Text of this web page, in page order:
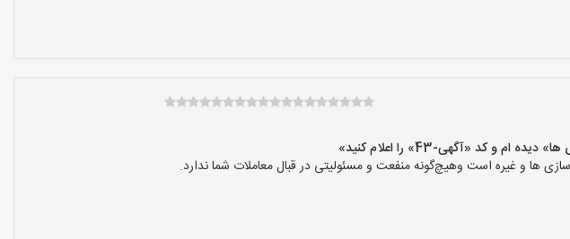
کد «آگهی-43» را اعلام کنید»
ها و غیره است وهیچ‌گونه منفعت و مسئولیتی در قبال معاملات شما ندارد.